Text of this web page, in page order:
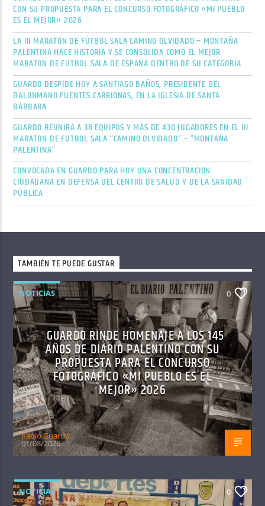
CON SU PROPUESTA PARA EL CONCURSO FOTOGRÁFICO «MI PUEBLO
ES EL MEJOR» 2026
LA III MARATÓN DE FÚTBOL SALA CAMINO OLVIDADO – MONTAÑA
PALENTINA HACE HISTORIA Y SE CONSOLIDA COMO EL MEJOR
MARATÓN DE FÚTBOL SALA DE ESPAÑA DENTRO DE SU CATEGORÍA
GUARDO DESPIDE HOY A SANTIAGO BAÑOS, PRESIDENTE DEL
BALONMANO FUENTES CARRIONAS, EN LA IGLESIA DE SANTA
BÁRBARA
GUARDO REUNIRÁ A 36 EQUIPOS Y MÁS DE 430 JUGADORES EN EL III
MARATÓN DE FÚTBOL SALA “CAMINO OLVIDADO” – “MONTAÑA
PALENTINA”
CONVOCADA EN GUARDO PARA HOY UNA CONCENTRACIÓN
CIUDADANA EN DEFENSA DEL CENTRO DE SALUD Y DE LA SANIDAD
PÚBLICA
TAMBIÉN TE PUEDE GUSTAR
NOTICIAS 0
GUARDO RINDE HOMENAJE A LOS 145
AÑOS DE DIARIO PALENTINO CON SU
PROPUESTA PARA EL CONCURSO
FOTOGRÁFICO «MI PUEBLO ES EL
MEJOR» 2026
Radio Guardo
01/08/2026
NOTICIAS 0